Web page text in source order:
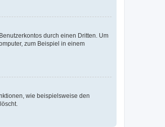
durch einen Dritten. Um
zum Beispiel in einem
wie beispielsweise den